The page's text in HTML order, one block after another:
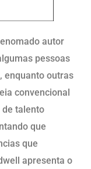
autor
pessoas
enquanto outras
convencional
de talento
que
que
apresenta o